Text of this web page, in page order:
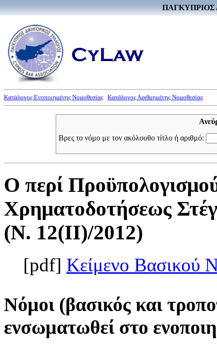
ΠΑΓΚΥΠΡΙΟΣ
Κατάλογος Ενοποιημένης Νομοθεσίας Κατάλογος Αριθμημένης Νομοθεσίας
Βρες το νόμο με τον ακόλουθο τίτλο ή αριθμό:
Ο περί
Χρηματοδοτήσεως
(Ν. 12(II)/2012)
[pdf] Κείμενο Βασικού
Νόμοι (βασικός και
ενσωματωθεί στο